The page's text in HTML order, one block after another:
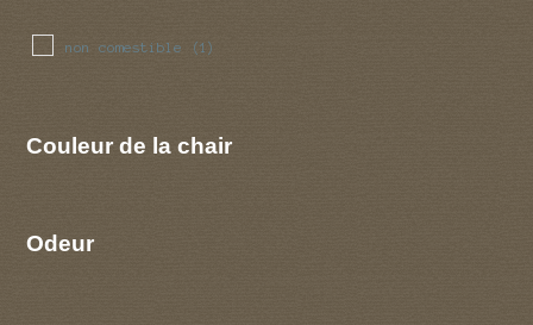
non comestible (1)
Couleur de la chair
Odeur